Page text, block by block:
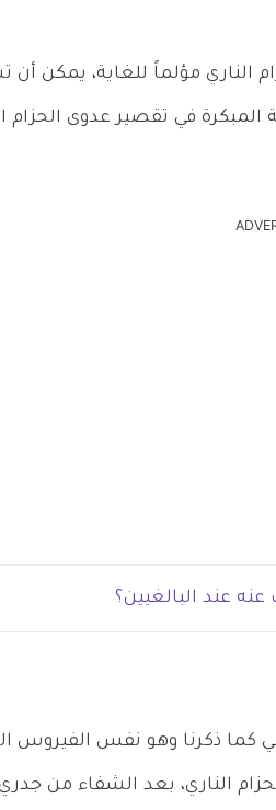
الناري مؤلماً للغاية، يمكن أن
في تقصير عدوى الحزام
عند البالغيين؟
كما ذكرنا وهو نفس الفيروس
الناري، بعد الشفاء من